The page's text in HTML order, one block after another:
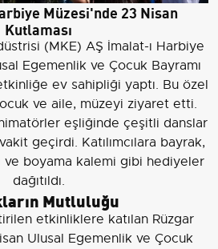
Müzesi'nde 23 Nisan
Kutlaması
(MKE) AŞ İmalat-ı Harbiye
Egemenlik ve Çocuk Bayramı
ev sahipliği yaptı. Bu özel
ve aile, müzeyi ziyaret etti.
eşliğinde çeşitli danslar
geçirdi. Katılımcılara bayrak,
ve boyama kalemi gibi hediyeler
dağıtıldı.
Mutluluğu
etkinliklere katılan Rüzgar
Ulusal Egemenlik ve Çocuk